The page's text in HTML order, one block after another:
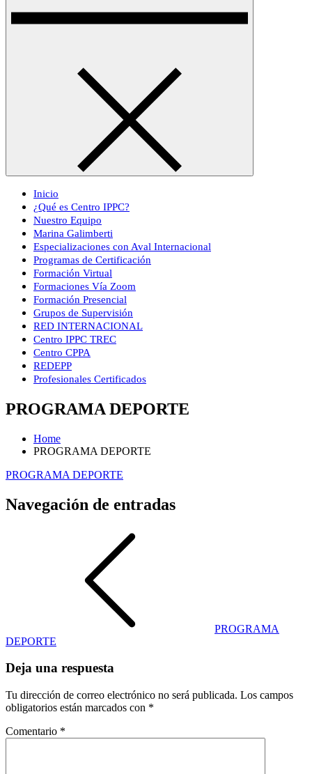
Inicio
¿Qué es Centro IPPC?
Nuestro Equipo
Marina Galimberti
Especializaciones con Aval Internacional
Programas de Certificación
Formación Virtual
Formaciones Vía Zoom
Formación Presencial
Grupos de Supervisión
RED INTERNACIONAL
Centro IPPC TREC
Centro CPPA
REDEPP
Profesionales Certificados
PROGRAMA DEPORTE
Home
PROGRAMA DEPORTE
PROGRAMA DEPORTE
Navegación de entradas
PROGRAMA
DEPORTE
Deja una respuesta
Tu dirección de correo electrónico no será publicada. Los campos
obligatorios están marcados con *
Comentario *